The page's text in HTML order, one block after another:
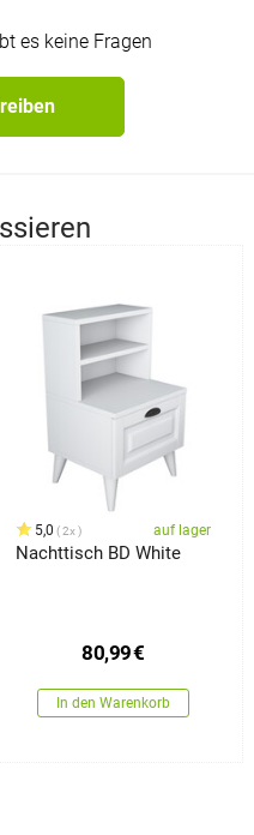
es keine Fragen
5,0 2x auf lager
Nachttisch BD White
80,99€
In den Warenkorb